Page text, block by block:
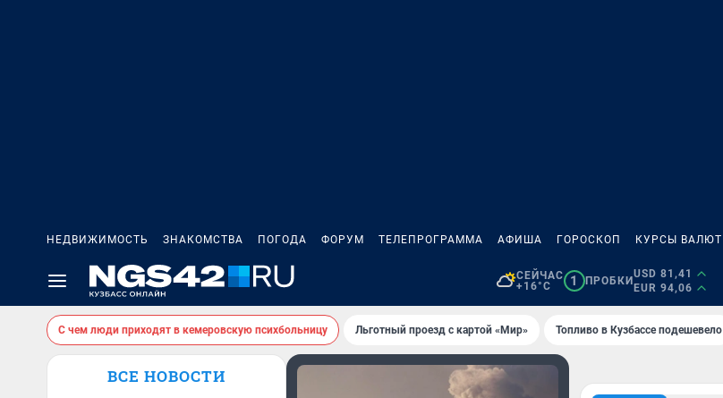
НЕДВИЖИМОСТЬ ЗНАКОМСТВА ПОГОДА ФОРУМ ТЕЛЕПРОГРАММА АФИША ГОРОСКОП КУРСЫ ВАЛЮТ
СЕЙЧАС
+16°C
1 ПРОБКИ
USD 81,41
EUR 94,06
С чем люди приходят в кемеровскую психбольницу Льготный проезд с картой «Мир» Топливо в Кузбассе подешевело
ВСЕ НОВОСТИ